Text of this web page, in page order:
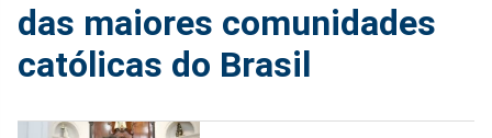
das maiores comunidades
católicas do Brasil